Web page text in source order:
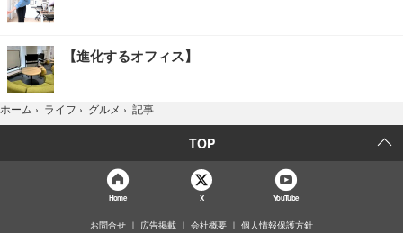
【進化するオフィス】
ホーム › ライフ › グルメ › 記事
TOP
Home X YouTube
お問合せ 広告掲載 会社概要 個人情報保護方針